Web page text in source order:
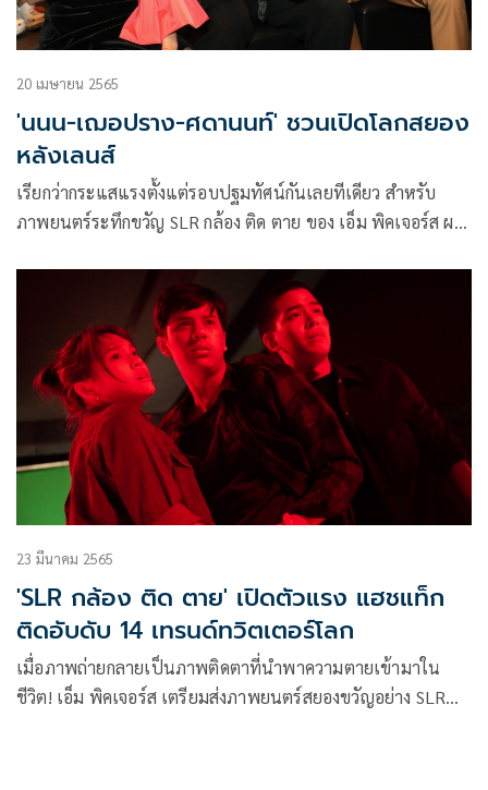
20 เมษายน 2565
'นนน-เฌอปราง-ศดานนท์' ชวนเปิดโลกสยอง
หลังเลนส์
เรียกว่ากระแสแรงตั้งแต่รอบปฐมทัศน์กันเลยทีเดียว สำหรับ
ภาพยนตร์ระทึกขวัญ SLR กล้อง ติด ตาย ของ เอ็ม พิคเจอร์ส ผล
ดอลสาวชื่อดัง เฌอปราง อารีย์กุล, ศดานนท์ ดุรงคเวโรจน์
เจ้าของรางวัลนักแสดงชายยอดเยี่ยมจากเวทีสุพรรณหงส์ และนัก
แสดงมากฝีมือ อ้น-นพพันธ์ บุญใหญ่ เพราะทันทีที่เปิดให้แฟน
คลับได้จองบัตรชมล่วงหน้าก่อนถึง 3 โรง ก็สร้างปรากฏการณ์เต็ม
โรงภายในเวลาไม่กี่ชั่วโมง
23 มีนาคม 2565
'SLR กล้อง ติด ตาย' เปิดตัวแรง แฮชแท็ก
ติดอับดับ 14 เทรนด์ทวิตเตอร์โลก
เมื่อภาพถ่ายกลายเป็นภาพติดตาที่นำพาความตายเข้ามาใน
ชีวิต! เอ็ม พิคเจอร์ส เตรียมส่งภาพยนตร์สยองขวัญอย่าง SLR